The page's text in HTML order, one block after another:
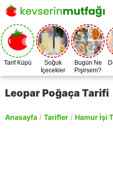
Tarif Küpü
Soğuk
İçecekler
Bugün Ne
Pişirsem?
Leopar Poğaça Tarifi
Anasayfa / Tarifler / Hamur İşi